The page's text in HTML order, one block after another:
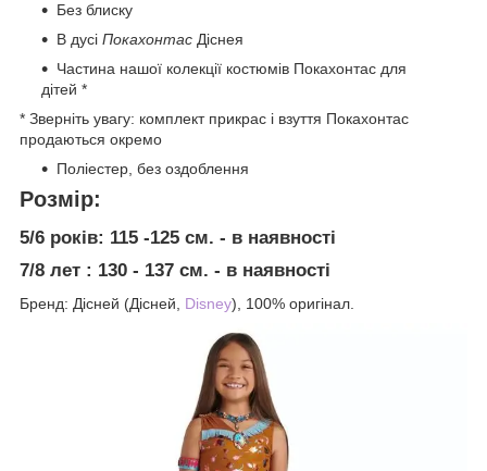
Без блиску
В дусі Покахонтас Діснея
Частина нашої колекції костюмів Покахонтас для
дітей *
* Зверніть увагу: комплект прикрас і взуття Покахонтас
продаються окремо
Поліестер, без оздоблення
Розмір:
5/6 років: 115 -125 см. - в наявності
7/8 лет : 130 - 137 см. - в наявності
Бренд: Дісней (Дісней, Disney), 100% оригінал.